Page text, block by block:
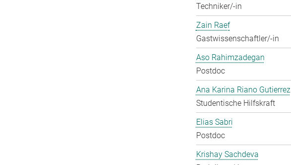
Techniker/-in
Zain Raef
Gastwissenschaftler/-in
Aso Rahimzadegan
Postdoc
Ana Karina Riano Gutierrez
Studentische Hilfskraft
Elias Sabri
Postdoc
Krishay Sachdeva